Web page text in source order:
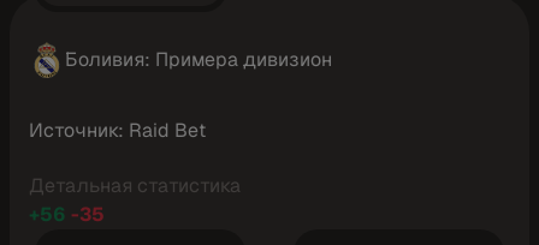
Боливия: Примера дивизион
Источник: Raid Bet
Детальная статистика
+56 -35